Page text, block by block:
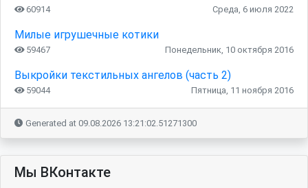
60914 Среда, 6 июля 2022
Милые игрушечные котики
59467 Понедельник, 10 октября 2016
Выкройки текстильных ангелов (часть 2)
59044 Пятница, 11 ноября 2016
Generated at 09.08.2026 13:21:02.51271300
Мы ВКонтакте